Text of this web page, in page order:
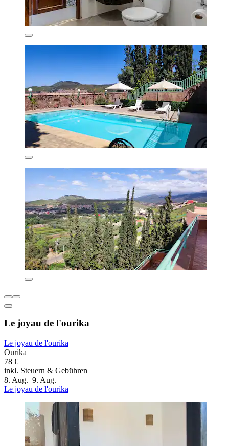
Le joyau de l'ourika
Le joyau de l'ourika
Ourika
78 €
inkl. Steuern & Gebühren
8. Aug.–9. Aug.
Le joyau de l'ourika